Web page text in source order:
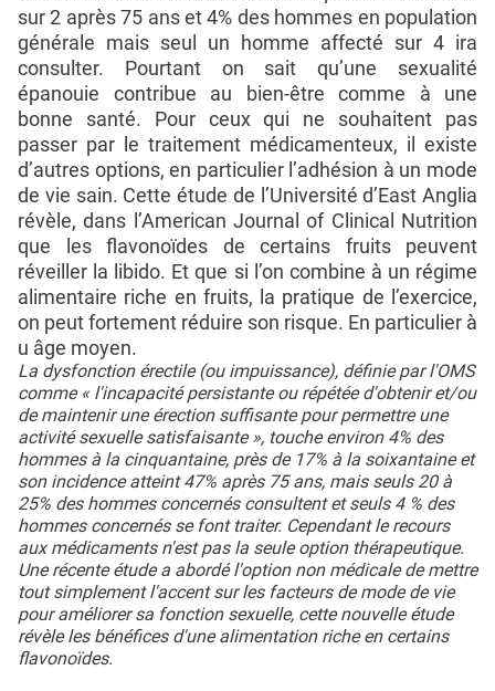
sur 2 après 75 ans et 4% des hommes en population
générale mais seul un homme affecté sur 4 ira
consulter. Pourtant on sait qu’une sexualité
épanouie contribue au bien-être comme à une
bonne santé. Pour ceux qui ne souhaitent pas
passer par le traitement médicamenteux, il existe
d’autres options, en particulier l’adhésion à un mode
de vie sain. Cette étude de l’Université d’East Anglia
révèle, dans l’American Journal of Clinical Nutrition
que les flavonoïdes de certains fruits peuvent
réveiller la libido. Et que si l’on combine à un régime
alimentaire riche en fruits, la pratique de l’exercice,
on peut fortement réduire son risque. En particulier à
u âge moyen.
La dysfonction érectile (ou impuissance), définie par l'OMS
comme « l'incapacité persistante ou répétée d'obtenir et/ou
de maintenir une érection suffisante pour permettre une
activité sexuelle satisfaisante », touche environ 4% des
hommes à la cinquantaine, près de 17% à la soixantaine et
son incidence atteint 47% après 75 ans, mais seuls 20 à
25% des hommes concernés consultent et seuls 4 % des
hommes concernés se font traiter. Cependant le recours
aux médicaments n'est pas la seule option thérapeutique.
Une récente étude a abordé l'option non médicale de mettre
tout simplement l'accent sur ​​les facteurs de mode de vie
pour améliorer sa fonction sexuelle, cette nouvelle étude
révèle les bénéfices d'une alimentation riche en certains
flavonoïdes.